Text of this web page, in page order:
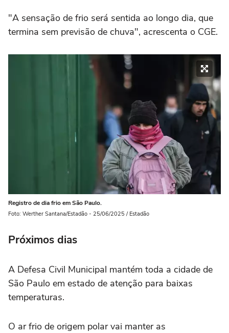
"A sensação de frio será sentida ao longo dia, que
termina sem previsão de chuva", acrescenta o CGE.
Registro de dia frio em São Paulo.
Foto: Werther Santana/Estadão - 25/06/2025 / Estadão
Próximos dias
A Defesa Civil Municipal mantém toda a cidade de
São Paulo em estado de atenção para baixas
temperaturas.
O ar frio de origem polar vai manter as